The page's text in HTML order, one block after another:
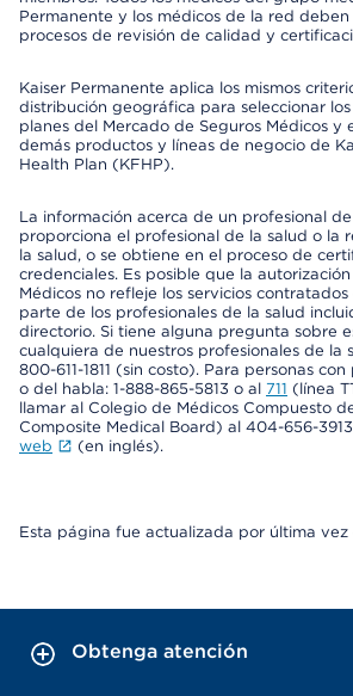
Permanente y los médicos de la red deben
procesos de revisión de calidad y
Kaiser Permanente aplica los mismos
distribución geográfica para seleccionar
planes del Mercado de Seguros Médicos y
demás productos y líneas de negocio de
Health Plan (KFHP).
La información acerca de un profesional
proporciona el profesional de la salud o la
la salud, o se obtiene en el proceso de
credenciales. Es posible que la
Médicos no refleje los servicios
parte de los profesionales de la salud
directorio. Si tiene alguna pregunta sobre
cualquiera de nuestros profesionales de la
800-611-1811 (sin costo). Para personas
o del habla: 1-888-865-5813 o al 711 (línea
llamar al Colegio de Médicos Compuesto
Composite Medical Board) al 404-656-
web
(en inglés).
Esta página fue actualizada por última
Obtenga atención